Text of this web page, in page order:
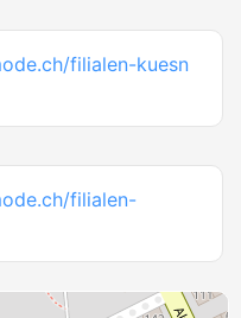
filialen-kuesn
filialen-